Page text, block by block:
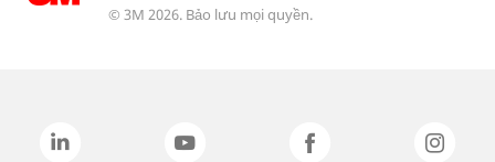
© 3M 2026. Bảo lưu mọi quyền.